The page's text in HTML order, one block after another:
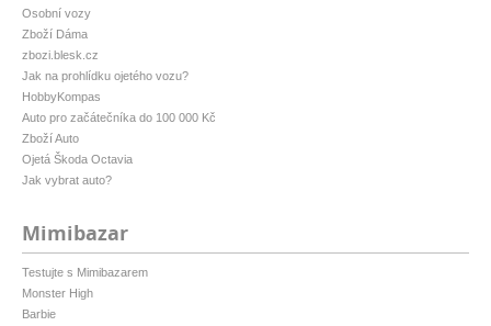
Osobní vozy
Zboží Dáma
zbozi.blesk.cz
Jak na prohlídku ojetého vozu?
HobbyKompas
Auto pro začátečníka do 100 000 Kč
Zboží Auto
Ojetá Škoda Octavia
Jak vybrat auto?
Mimibazar
Testujte s Mimibazarem
Monster High
Barbie